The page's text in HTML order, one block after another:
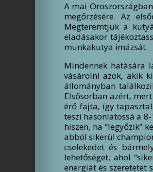
A mai
megőrzésére. Az
Megteremtjük a
eladásakor
munkakutya imázsát.
Mindennek hatására
vásárolni azok, akik
állományban
Elsősorban azért,
érő fajta, így
teszi hasonlatossá a
hiszen, ha “legyőzik”
abból sikerül
cselekedet és
lehetőséget, ahol
energiát és szeretetet